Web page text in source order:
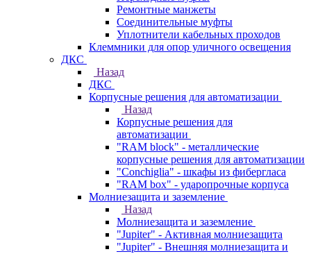
Ремонтные манжеты
Соединительные муфты
Уплотнители кабельных проходов
Клеммники для опор уличного освещения
ДКС
Назад
ДКС
Корпусные решения для автоматизации
Назад
Корпусные решения для
автоматизации
"RAM block" - металлические
корпусные решения для автоматизации
"Conchiglia" - шкафы из фибергласа
"RAM box" - ударопрочные корпуса
Молниезащита и заземление
Назад
Молниезащита и заземление
"Jupiter" - Активная молниезащита
"Jupiter" - Внешняя молниезащита и